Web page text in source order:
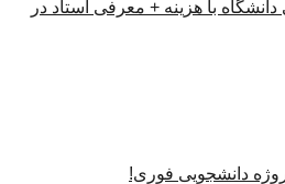
با هزینه + معرفی استاد در
دانشجویی فوری!